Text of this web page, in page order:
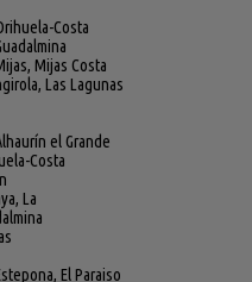
Costa
Mijas Costa
Las Lagunas
el Grande
Costa
La
El Paraiso